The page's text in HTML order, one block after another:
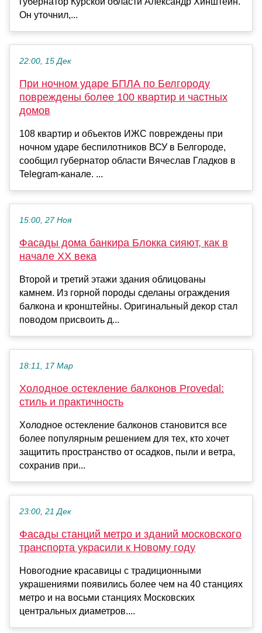
Он уточнил,...
22:00, 15 Дек
При ночном ударе БПЛА по Белгороду
повреждены более 100 квартир и частных
домов
108 квартир и объектов ИЖС повреждены при
ночном ударе беспилотников ВСУ в Белгороде,
сообщил губернатор области Вячеслав Гладков в
Telegram-канале. ...
15:00, 27 Ноя
Фасады дома банкира Блокка сияют, как в
начале XX века
Второй и третий этажи здания облицованы
камнем. Из горной породы сделаны ограждения
балкона и кронштейны. Оригинальный декор стал
поводом присвоить д...
18:11, 17 Мар
Холодное остекление балконов Provedal:
стиль и практичность
Холодное остекление балконов становится все
более популярным решением для тех, кто хочет
защитить пространство от осадков, пыли и ветра,
сохранив при...
23:00, 21 Дек
Фасады станций метро и зданий московского
транспорта украсили к Новому году
Новогодние красавицы с традиционными
украшениями появились более чем на 40 станциях
метро и на восьми станциях Московских
центральных диаметров....